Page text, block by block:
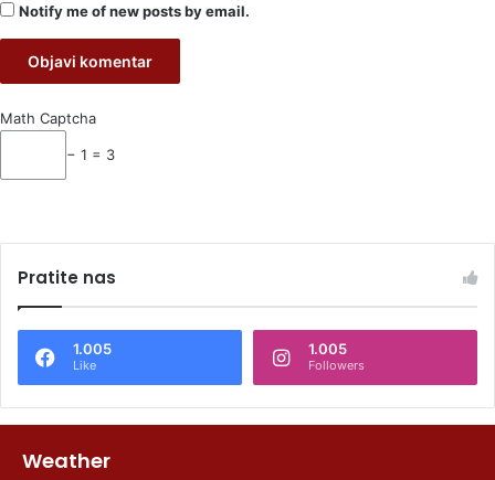
Notify me of new posts by email.
Math Captcha
− 1 = 3
Pratite nas
1.005
Like
1.005
Followers
Weather